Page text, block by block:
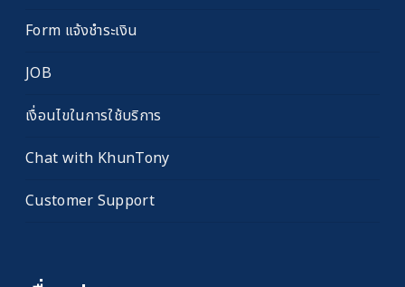
Form แจ้งชำระเงิน
JOB
เงื่อนไขในการใช้บริการ
Chat with KhunTony
Customer Support